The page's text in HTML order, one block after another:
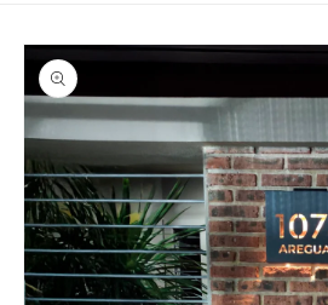
directamente
información
del producto